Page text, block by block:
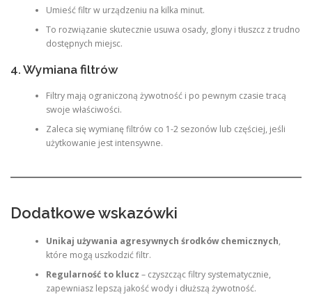
Umieść filtr w urządzeniu na kilka minut.
To rozwiązanie skutecznie usuwa osady, glony i tłuszcz z trudno
dostępnych miejsc.
4. Wymiana filtrów
Filtry mają ograniczoną żywotność i po pewnym czasie tracą
swoje właściwości.
Zaleca się wymianę filtrów co 1-2 sezonów lub częściej, jeśli
użytkowanie jest intensywne.
Dodatkowe wskazówki
Unikaj używania agresywnych środków chemicznych,
które mogą uszkodzić filtr.
Regularność to klucz – czyszcząc filtry systematycznie,
zapewniasz lepszą jakość wody i dłuższą żywotność.